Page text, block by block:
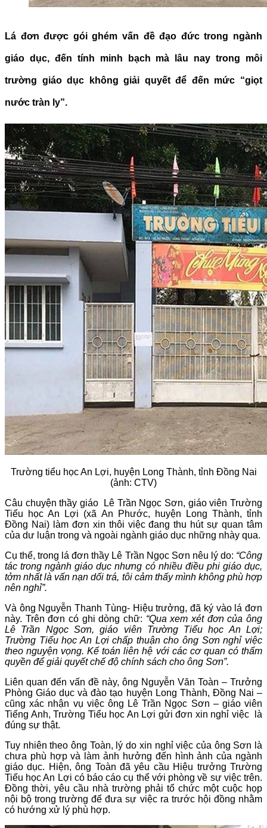
Lá đơn được gói ghém vấn đề đạo đức trong ngành
giáo dục, đến tính minh bạch mà lâu nay trong môi
trường giáo dục không giải quyết để đến mức “giọt
nước tràn ly”.
Trường tiểu học An Lợi, huyện Long Thành, tỉnh Đồng Nai
(ảnh: CTV)
Câu chuyện thầy giáo Lê Trần Ngọc Sơn, giáo viên Trường
Tiểu học An Lợi (xã An Phước, huyện Long Thành, tỉnh
Đồng Nai) làm đơn xin thôi việc đang thu hút sự quan tâm
của dư luận trong và ngoài ngành giáo dục những nhày qua.
Cụ thể, trong lá đơn thầy Lê Trần Ngọc Sơn nêu lý do: “Công
tác trong ngành giáo dục nhưng có nhiều điều phi giáo dục,
tởm nhất là vấn nạn dối trá, tôi cảm thấy mình không phù hợp
nên nghỉ”.
Và ông Nguyễn Thanh Tùng- Hiệu trưởng, đã ký vào lá đơn
này. Trên đơn có ghi dòng chữ: “Qua xem xét đơn của ông
Lê Trần Ngọc Sơn, giáo viên Trường Tiểu học An Lợi;
Trường Tiểu học An Lợi chấp thuận cho ông Sơn nghỉ việc
theo nguyện vọng. Kế toán liên hệ với các cơ quan có thẩm
quyền để giải quyết chế độ chính sách cho ông Sơn”.
Liên quan đến vấn đề này, ông Nguyễn Văn Toàn – Trưởng
Phòng Giáo dục và đào tạo huyện Long Thành, Đồng Nai –
cũng xác nhận vụ việc ông Lê Trần Ngọc Sơn – giáo viên
Tiếng Anh, Trường Tiểu học An Lợi gửi đơn xin nghỉ việc là
đúng sự thật.
Tuy nhiên theo ông Toàn, lý do xin nghỉ việc của ông Sơn là
chưa phù hợp và làm ảnh hưởng đến hình ảnh của ngành
giáo dục. Hiện, ông Toàn đã yêu cầu Hiệu trưởng Trường
Tiểu học An Lợi có báo cáo cụ thể với phòng về sự việc trên.
Đồng thời, yêu cầu nhà trường phải tổ chức một cuộc họp
nội bộ trong trường để đưa sự việc ra trước hội đồng nhằm
có hướng xử lý phù hợp.